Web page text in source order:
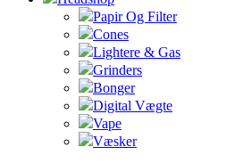
Papir Og Filter
Cones
Lightere & Gas
Grinders
Bonger
Digital Vægte
Vape
Væsker